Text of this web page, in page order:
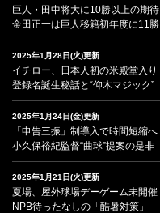
巨人・田中将大に10勝以上の期待
金田正一は巨人移籍初年度に11勝
2025年1月28日(火)更新
イチロー、日本人初の米殿堂入り
登録名誕生秘話と“仰木マジック”
2025年1月24日(金)更新
「申告三振」制導入で時間短縮へ
小久保裕紀監督“曲球”提案の是非
2025年1月21日(火)更新
夏場、屋外球場デーゲーム未開催
NPB待ったなしの「酷暑対策」